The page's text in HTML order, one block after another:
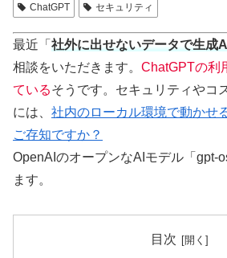
ChatGPT セキュリティ
最近「 社外に出せないデータで生成
相談をいただきます。 ChatGPTの利
ているそうです。セキュリティやコ
には、 社内のローカル環境で動かせ
ご存知ですか？
OpenAIのオープンなAIモデル「gpt-
ます。
目次